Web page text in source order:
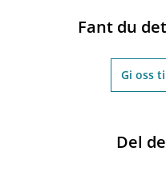
Fant du
Gi oss
Del